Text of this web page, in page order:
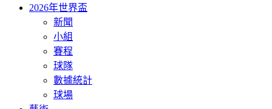
2026年世界盃
新聞
小組
賽程
球隊
數據統計
球場